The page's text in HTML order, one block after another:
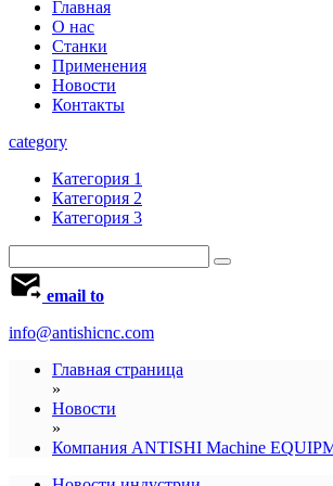
Главная
О нас
Станки
Применения
Новости
Контакты
category
Категория 1
Категория 2
Категория 3
email to
info@antishicnc.com
Главная страница
»
Новости
»
Компания ANTISHI Machine